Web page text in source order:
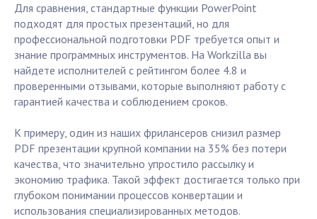
Для сравнения, стандартные функции PowerPoint
подходят для простых презентаций, но для
профессиональной подготовки PDF требуется опыт и
знание программных инструментов. На Workzilla вы
найдете исполнителей с рейтингом более 4.8 и
проверенными отзывами, которые выполняют работу с
гарантией качества и соблюдением сроков.
К примеру, один из наших фрилансеров снизил размер
PDF презентации крупной компании на 35% без потери
качества, что значительно упростило рассылку и
экономию трафика. Такой эффект достигается только при
глубоком понимании процессов конвертации и
использования специализированных методов.